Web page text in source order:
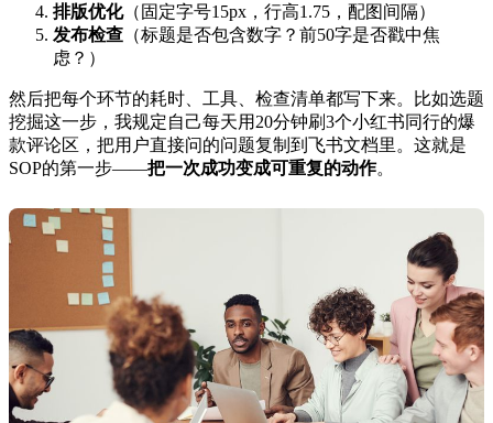
排版优化（固定字号15px，行高1.75，配图间隔）
发布检查 （标题是否包含数字？前50字是否戳中焦
虑？）
然后把每个环节的耗时、工具、检查清单都写下来。比如选题
挖掘这一步，我规定自己每天用20分钟刷3个小红书同行的爆
款评论区，把用户直接问的问题复制到飞书文档里。这就是
SOP的第一步——把一次成功变成可重复的动作。